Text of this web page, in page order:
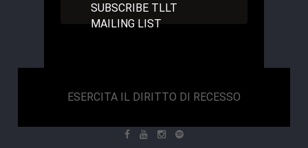
SUBSCRIBE TLLT
MAILING LIST
ESERCITA IL DIRITTO DI RECESSO